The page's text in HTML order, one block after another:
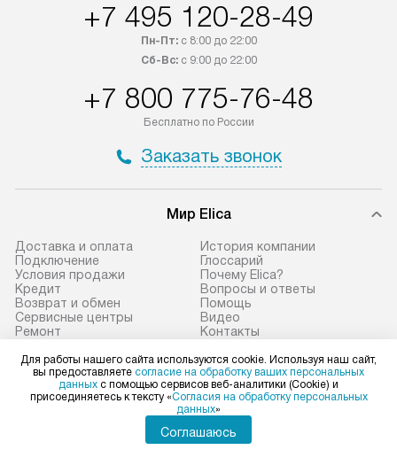
интересен товар «Под заказ»,
приобретения с менеджером сайта.
доставляются бесплатно
по Москве в пределах МКАД,
не предусмотрена.
доставки доставит упакованный
прибор до двери или прихожей.
Если необходимо переместить
прибор до места установки,
пожалуйста, предварительно
уточните это с менеджером.
дополнительная плата. Важно
учитывать, что если размеры
прибора не позволяют ему пройти
через дверной проем, сотрудники
по монтажу
материалы.
слива.
включает в
+7 495 120-28-49
Пн-Пт:с 8:00 до 22:00
Сб-Вс:с 9:00 до 22:00
+7 800 775-76-48
Бесплатно по России
Заказать звонок
Мир Elica
Доставка и оплата
Подключение
Условия продажи
Кредит
Возврат и обмен
Сервисные центры
Ремонт
История компании
Глоссарий
Почему Elica?
Вопросы и ответы
Помощь
Видео
Контакты
Elica в социальных сетях
Для работы нашего сайта используются cookie. Используя наш сайт,
вы предоставляете согласие на обработку ваших персональных
данных с помощью сервисов веб-аналитики (Cookie) и
присоединяетесь к тексту «Согласия на обработку персональных
данных»
Соглашаюсь